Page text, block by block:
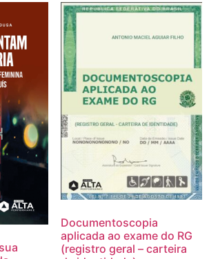
Documentoscopia
aplicada ao exame do RG
(registro geral – carteira